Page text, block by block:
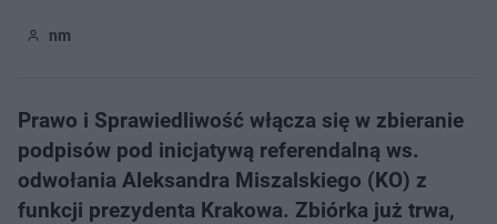
nm
Prawo i Sprawiedliwość włącza się w zbieranie
podpisów pod inicjatywą referendalną ws.
odwołania Aleksandra Miszalskiego (KO) z
funkcji prezydenta Krakowa. Zbiórka już trwa,